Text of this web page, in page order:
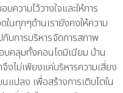
วามไว้วางใจและให้การ
ในทุกๆด้านเรายังคงให้ความ
บการบริหารจัดการสภาพ
บคลุมทั้งคอนโดมิเนียม บ้าน
จึงไม่เพียงแค่บริหารความเสี่ยง
นแปลง เพื่อสร้างการเติบโตใน